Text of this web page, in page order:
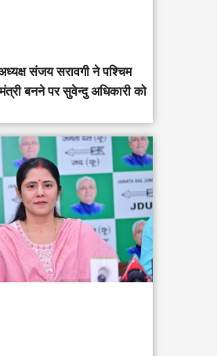
संजय सरावगी ने पश्चिम
बनने पर सुवेन्दु अधिकारी को